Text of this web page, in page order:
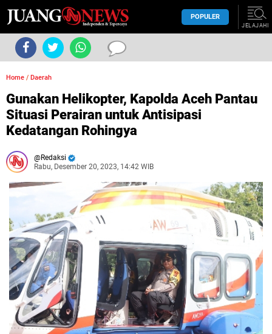
POPULER
JELAJAHI
Home / Daerah
Gunakan Helikopter, Kapolda Aceh Pantau
Situasi Perairan untuk Antisipasi
Kedatangan Rohingya
Redaksi
Rabu, Desember 20, 2023, 14:42 WIB